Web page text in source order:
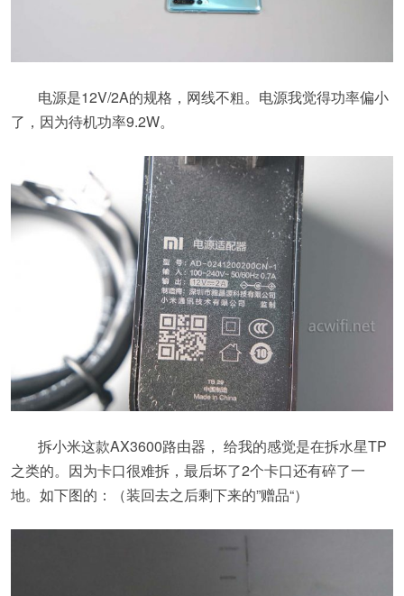
电源是12V/2A的规格，网线不粗。电源我觉得功率偏小
了，因为待机功率9.2W。
拆小米这款AX3600路由器， 给我的感觉是在拆水星TP
之类的。因为卡口很难拆，最后坏了2个卡口还有碎了一
地。如下图的：（装回去之后剩下来的”赠品“）